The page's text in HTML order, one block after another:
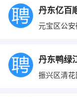
元宝区公
振兴区清花